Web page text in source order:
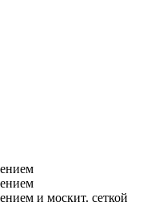
и москит. сеткой